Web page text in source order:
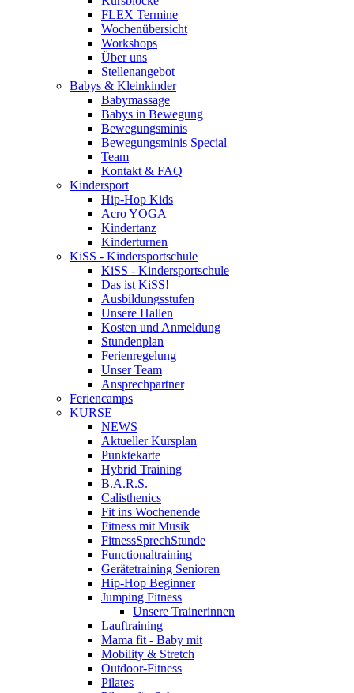
FLEX Termine
Wochenübersicht
Workshops
Über uns
Stellenangebot
Babys & Kleinkinder
Babymassage
Babys in Bewegung
Bewegungsminis
Bewegungsminis Special
Team
Kontakt & FAQ
Kindersport
Hip-Hop Kids
Acro YOGA
Kindertanz
Kinderturnen
KiSS - Kindersportschule
KiSS - Kindersportschule
Das ist KiSS!
Ausbildungsstufen
Unsere Hallen
Kosten und Anmeldung
Stundenplan
Ferienregelung
Unser Team
Ansprechpartner
Feriencamps
KURSE
NEWS
Aktueller Kursplan
Punktekarte
Hybrid Training
B.A.R.S.
Calisthenics
Fit ins Wochenende
Fitness mit Musik
FitnessSprechStunde
Functionaltraining
Gerätetraining Senioren
Hip-Hop Beginner
Jumping Fitness
Unsere Trainerinnen
Lauftraining
Mama fit - Baby mit
Mobility & Stretch
Outdoor-Fitness
Pilates